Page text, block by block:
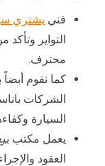
فني يشتري
التواير
محترف.
كما نقوم
الشركات
السيارة
يعمل مكتب
العقود